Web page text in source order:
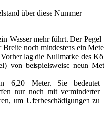
Wasser mehr führt. Der Pegel
noch mindestens ein
lag die Nullmarke des
von beispielsweise neun
über diese Nummer
6,20 Meter. Sie bedeutet
nur noch mit verminderter
um Uferbeschädigungen zu